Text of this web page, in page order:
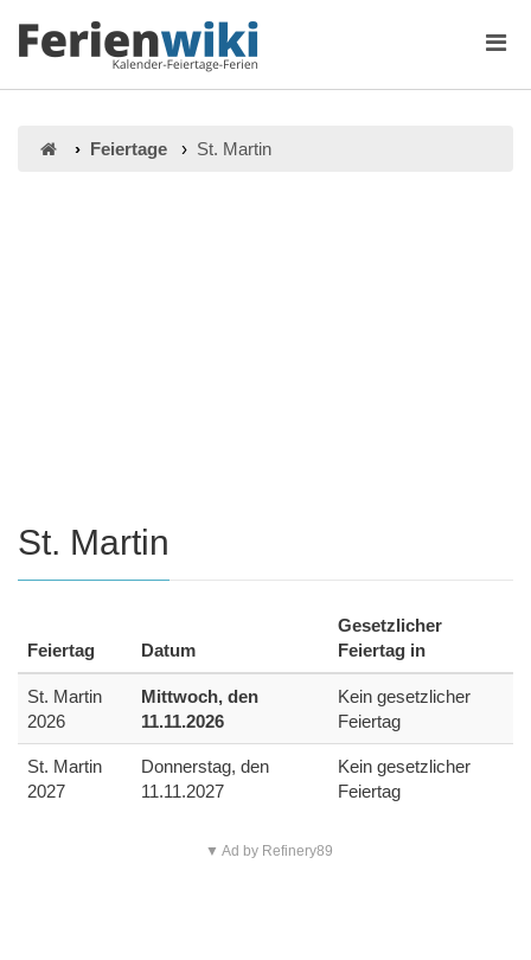
Feiertage St. Martin
St. Martin
Feiertag Datum
Gesetzlicher
Feiertag in
St. Martin
2026
Mittwoch, den
11.11.2026
Kein gesetzlicher
Feiertag
St. Martin
2027
Donnerstag, den
11.11.2027
Kein gesetzlicher
Feiertag
▼ Ad by Refinery89